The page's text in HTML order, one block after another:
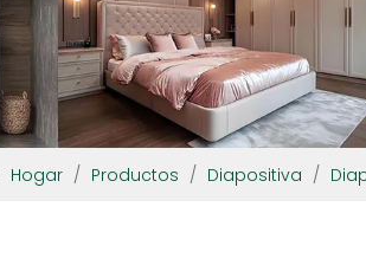
Hogar / Productos / Diapositiva /